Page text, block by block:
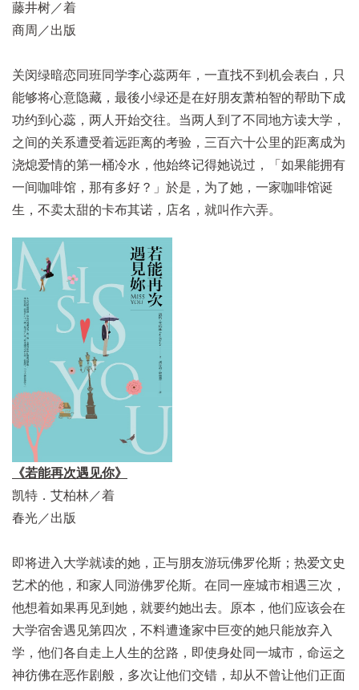
藤井树／着
商周／出版
关闵绿暗恋同班同学李心蕊两年，一直找不到机会表白，只
能够将心意隐藏，最後小绿还是在好朋友萧柏智的帮助下成
功约到心蕊，两人开始交往。当两人到了不同地方读大学，
之间的关系遭受着远距离的考验，三百六十公里的距离成为
浇熄爱情的第一桶冷水，他始终记得她说过，「如果能拥有
一间咖啡馆，那有多好？」於是，为了她，一家咖啡馆诞
生，不卖太甜的卡布其诺，店名，就叫作六弄。
《若能再次遇见你》
凯特．艾柏林／着
春光／出版
即将进入大学就读的她，正与朋友游玩佛罗伦斯；热爱文史
艺术的他，和家人同游佛罗伦斯。在同一座城市相遇三次，
他想着如果再见到她，就要约她出去。原本，他们应该会在
大学宿舍遇见第四次，不料遭逢家中巨变的她只能放弃入
学，他们各自走上人生的岔路，即使身处同一城市，命运之
神彷佛在恶作剧般，多次让他们交错，却从不曾让他们正面